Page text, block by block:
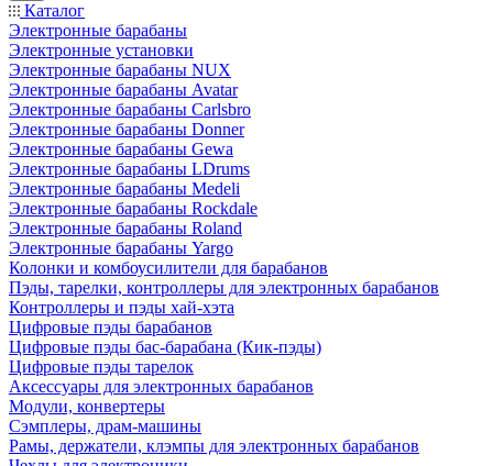
Каталог
Электронные барабаны
Электронные установки
Электронные барабаны NUX
Электронные барабаны Avatar
Электронные барабаны Carlsbro
Электронные барабаны Donner
Электронные барабаны Gewa
Электронные барабаны LDrums
Электронные барабаны Medeli
Электронные барабаны Rockdale
Электронные барабаны Roland
Электронные барабаны Yargo
Колонки и комбоусилители для барабанов
Пэды, тарелки, контроллеры для электронных барабанов
Контроллеры и пэды хай-хэта
Цифровые пэды барабанов
Цифровые пэды бас-барабана (Кик-пэды)
Цифровые пэды тарелок
Аксессуары для электронных барабанов
Модули, конвертеры
Сэмплеры, драм-машины
Рамы, держатели, клэмпы для электронных барабанов